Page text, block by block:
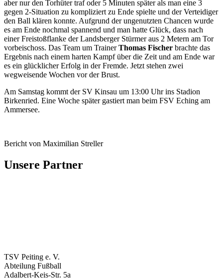
aber nur den Torhüter traf oder 5 Minuten später als man eine 3
gegen 2-Situation zu kompliziert zu Ende spielte und der Verteidiger
den Ball klären konnte. Aufgrund der ungenutzten Chancen wurde
es am Ende nochmal spannend und man hatte Glück, dass nach
einer Freistoßflanke der Landsberger Stürmer aus 2 Metern am Tor
vorbeischoss. Das Team um TrainerThomas Fischer brachte das
Ergebnis nach einem harten Kampf über die Zeit und am Ende war
es ein glücklicher Erfolg in der Fremde. Jetzt stehen zwei
wegweisende Wochen vor der Brust.
Am Samstag kommt der SV Kinsau um 13:00 Uhr ins Stadion
Birkenried. Eine Woche später gastiert man beim FSV Eching am
Ammersee.
Bericht von Maximilian Streller
Unsere Partner
TSV Peiting e. V.
Abteilung Fußball
Adalbert-Keis-Str. 5a